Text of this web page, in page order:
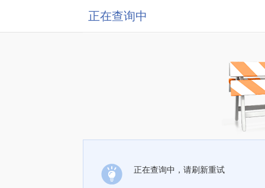
正在查询中
正在查询中，请刷新重试